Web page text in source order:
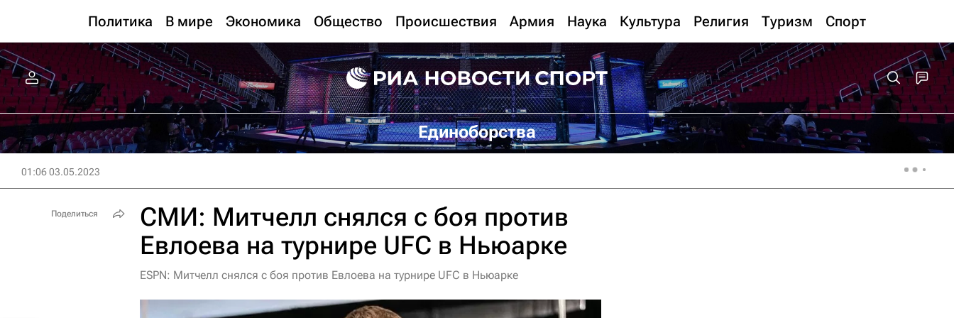
Политика В мире Экономика Общество Происшествия Армия Наука Культура Религия Туризм Спорт
Единоборства
01:06 03.05.2023
СМИ: Митчелл снялся с боя против
Евлоева на турнире UFC в Ньюарке
ESPN: Митчелл снялся с боя против Евлоева на турнире UFC в Ньюарке
Поделиться